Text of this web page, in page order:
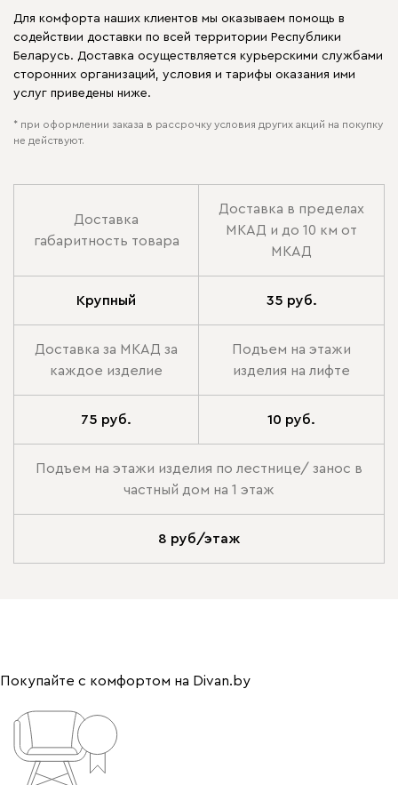
Для комфорта наших клиентов мы оказываем помощь в
содействии доставки по всей территории Республики
Беларусь. Доставка осуществляется курьерскими службами
сторонних организаций, условия и тарифы оказания ими
услуг приведены ниже.
* при оформлении заказа в рассрочку условия других акций на покупку
не действуют.
Доставка
габаритность товара
Доставка в пределах
МКАД и до 10 км от
МКАД
Крупный 35 руб.
Доставка за МКАД за
каждое изделие
Подъем на этажи
изделия на лифте
75 руб. 10 руб.
Подъем на этажи изделия по лестнице/ занос в
частный дом на 1 этаж
8 руб/этаж
Покупайте с комфортом на Divan.by